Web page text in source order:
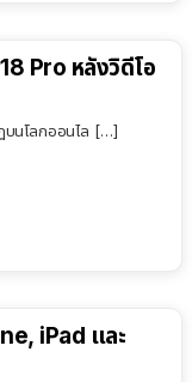
Pro หลังวิดีโอ
บนโลกออนไล […]
iPad และ